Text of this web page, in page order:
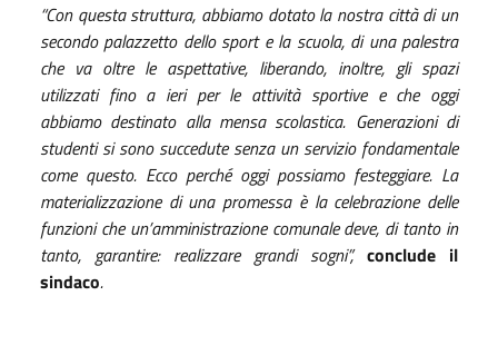
“Con questa struttura, abbiamo dotato la nostra città di un
secondo palazzetto dello sport e la scuola, di una palestra
che va oltre le aspettative, liberando, inoltre, gli spazi
utilizzati fino a ieri per le attività sportive e che oggi
abbiamo destinato alla mensa scolastica. Generazioni di
studenti si sono succedute senza un servizio fondamentale
come questo. Ecco perché oggi possiamo festeggiare. La
materializzazione di una promessa è la celebrazione delle
funzioni che un’amministrazione comunale deve, di tanto in
tanto, garantire: realizzare grandi sogni”,conclude il
sindaco.